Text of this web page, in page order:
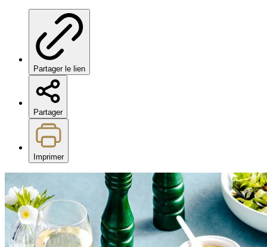
Partager le lien
Partager
Imprimer